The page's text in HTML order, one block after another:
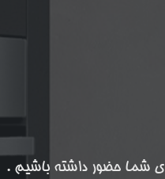
شما و در آشپزخانه های شما حضور داشته باشیم .